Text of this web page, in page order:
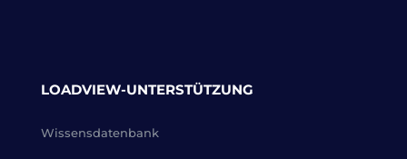
LOADVIEW-UNTERSTÜTZUNG
Wissensdatenbank